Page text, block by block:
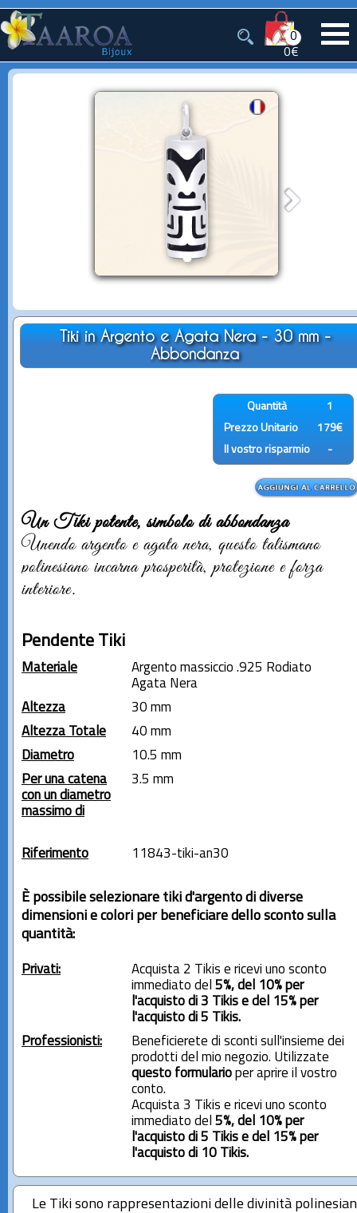
0
0€
Tiki in Argento e Agata Nera - 30 mm -
Abbondanza
Quantità
1
Prezzo Unitario
179€
Il vostro risparmio
-
Un Tiki potente, simbolo di abbondanza
Unendo argento e agata nera, questo talismano
polinesiano incarna prosperità, protezione e forza
interiore.
Pendente Tiki
Materiale
Argento massiccio .925 Rodiato
Agata Nera
Altezza
30 mm
Altezza Totale
40 mm
Diametro
10.5 mm
Per una catena
con un diametro
massimo di
3.5 mm
Riferimento 11843-tiki-an30
È possibile selezionare tiki d'argento di diverse
dimensioni e colori per beneficiare dello sconto sulla
quantità:
Privati:
Acquista 2 Tikis e ricevi uno sconto
immediato del 5%, del 10% per
l'acquisto di 3 Tikis e del 15% per
l'acquisto di 5 Tikis.
Professionisti:
Beneficierete di sconti sull'insieme dei
prodotti del mio negozio. Utilizzate
questo formularioper aprire il vostro
conto.
Acquista 3 Tikis e ricevi uno sconto
immediato del 5%, del 10% per
l'acquisto di 5 Tikis e del 15% per
l'acquisto di 10 Tikis.
Le Tiki sono rappresentazioni delle divinità